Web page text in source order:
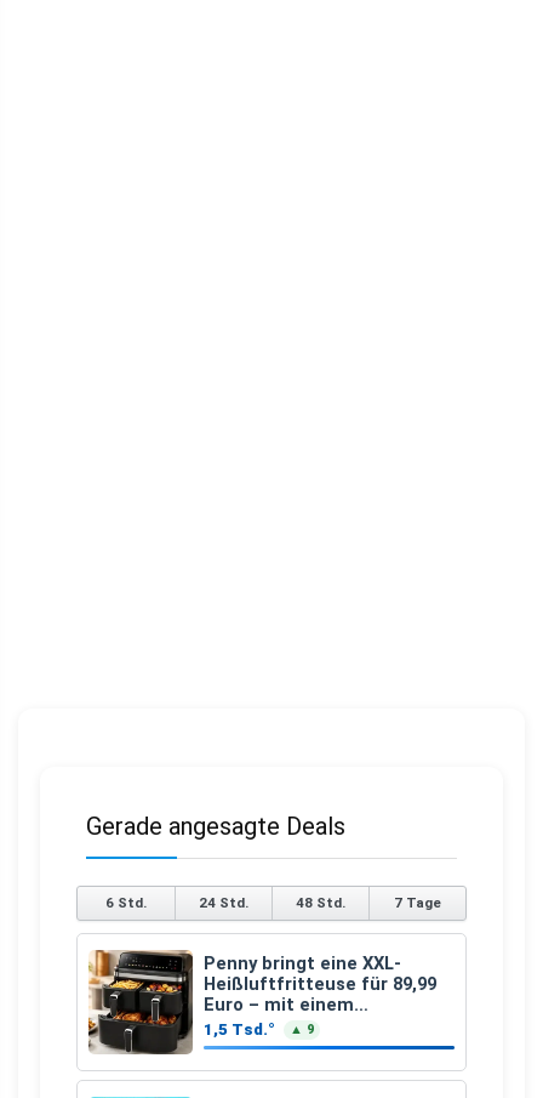
Gerade angesagte Deals
6 Std. 24 Std. 48 Std. 7 Tage
Penny bringt eine XXL-
Heißluftfritteuse für 89,99
Euro – mit einem
besonderen Vorteil
1,5 Tsd.° ▲ 9